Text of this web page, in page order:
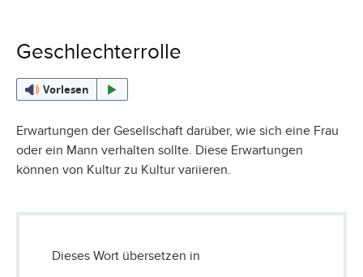
Geschlechterrolle
Vorlesen
Erwartungen der Gesellschaft darüber, wie sich eine Frau
oder ein Mann verhalten sollte. Diese Erwartungen
können von Kultur zu Kultur variieren.
Dieses Wort übersetzen in